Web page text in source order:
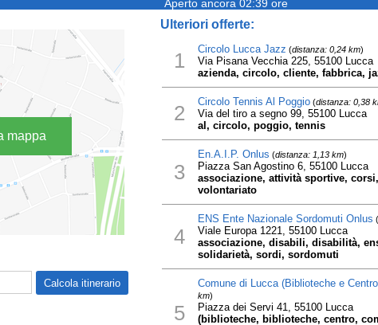
Aperto ancora 02:39 ore
mappa
Ulteriori offerte:
1 Circolo Lucca Jazz (distanza: 0,24 km)
Via Pisana Vecchia 225, 55100 Lucca
azienda, circolo, cliente, fabbrica,
2 Circolo Tennis Al Poggio(distanza: 0,38
Via del tiro a segno 99, 55100 Lucca
al, circolo, poggio, tennis
3
En.A.I.P. Onlus (distanza: 1,13 km)
Piazza San Agostino 6, 55100 Lucca
associazione, attività sportive,
volontariato
4
ENS Ente Nazionale Sordomuti Onlus (
Viale Europa 1221, 55100 Lucca
associazione, disabili, disabilità,
solidarietà, sordi, sordomuti
5
Comune di Lucca (Biblioteche e
km)
Piazza dei Servi 41, 55100 Lucca
(biblioteche, biblioteche, centro,